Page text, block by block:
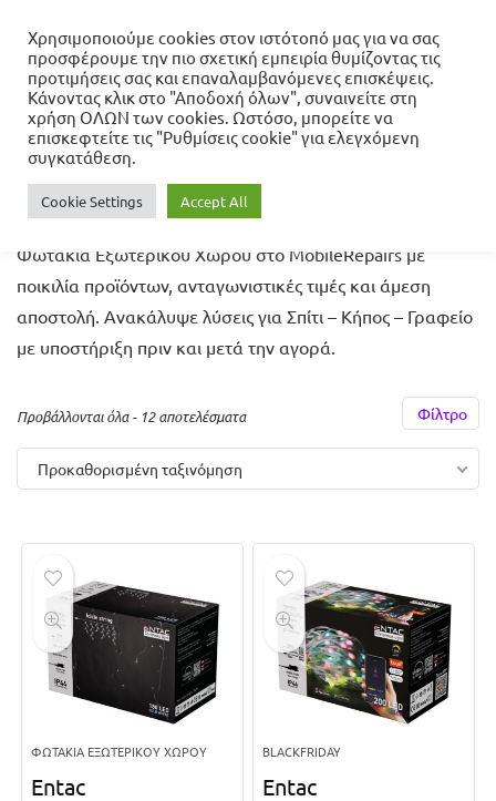
Αρχική σελίδα Σπίτι - Κήπος - Γραφείο
Φωτάκια
Εξωτερικού Χώρου
Φωτάκια Εξωτερικού Χώρου
Φωτάκια Εξωτερικού Χώρου στο MobileRepairs με
ποικιλία προϊόντων, ανταγωνιστικές τιμές και άμεση
αποστολή. Ανακάλυψε λύσεις για Σπίτι – Κήπος – Γραφείο
με υποστήριξη πριν και μετά την αγορά.
Φίλτρο
Προβάλλονται όλα - 12 αποτελέσματα
Προκαθορισμένη ταξινόμηση
ΦΩΤΆΚΙΑ ΕΞΩΤΕΡΙΚΟΎ ΧΏΡΟΥ
Entac
BLACKFRIDAY
Entac
Χρησιμοποιούμε cookies στον ιστότοπό μας για να σας
προσφέρουμε την πιο σχετική εμπειρία θυμίζοντας τις
προτιμήσεις σας και επαναλαμβανόμενες επισκέψεις.
Κάνοντας κλικ στο "Αποδοχή όλων", συναινείτε στη
χρήση ΟΛΩΝ των cookies. Ωστόσο, μπορείτε να
επισκεφτείτε τις "Ρυθμίσεις cookie" για ελεγχόμενη
συγκατάθεση.
Cookie Settings Accept All